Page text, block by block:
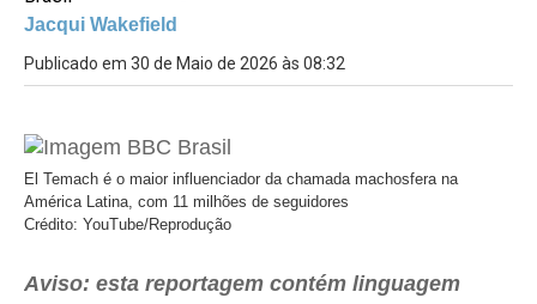
Jacqui Wakefield
Publicado em 30 de Maio de 2026 às 08:32
El Temach é o maior influenciador da chamada machosfera na
América Latina, com 11 milhões de seguidores
Crédito: YouTube/Reprodução
Aviso: esta reportagem contém linguagem